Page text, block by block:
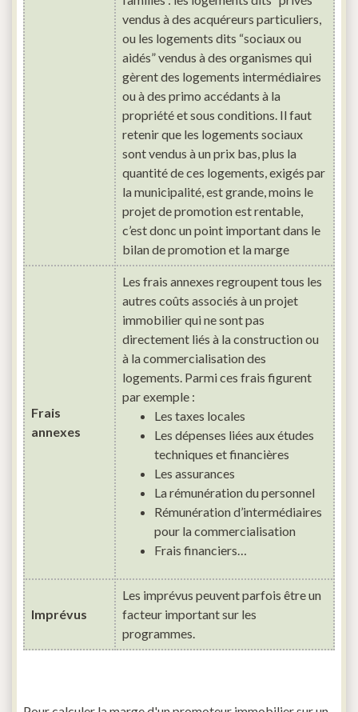
vendus à des acquéreurs particuliers,
ou les logements dits “sociaux ou
aidés” vendus à des organismes qui
gèrent des logements intermédiaires
ou à des primo accédants à la
propriété et sous conditions. Il faut
retenir que les logements sociaux
sont vendus à un prix bas, plus la
quantité de ces logements, exigés par
la municipalité, est grande, moins le
projet de promotion est rentable,
c’est donc un point important dans le
bilan de promotion et la marge
Frais
annexes
Les frais annexes regroupent tous les
autres coûts associés à un projet
immobilier qui ne sont pas
directement liés à la construction ou
à la commercialisation des
logements. Parmi ces frais figurent
par exemple :
Les taxes locales
Les dépenses liées aux études
techniques et financières
Les assurances
La rémunération du personnel
Rémunération d’intermédiaires
pour la commercialisation
Frais financiers…
Imprévus
Les imprévus peuvent parfois être un
facteur important sur les
programmes.